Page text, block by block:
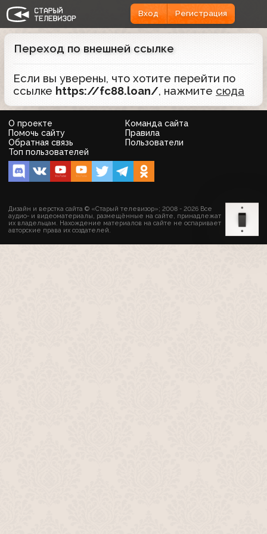
Вход Регистрация
Переход по внешней ссылке
Если вы уверены, что хотите перейти по
ссылке https://fc88.loan/, нажмите сюда
О проекте
Команда сайта
Помочь сайту
Правила
Обратная связь
Пользователи
Топ пользователей
Дизайн и верстка сайта © «Старый телевизор»; 2008 - 2026 Все
аудио- и видеоматериалы, размещённые на сайте, принадлежат
их владельцам. Нахождение материалов на сайте не оспаривает
авторские права их создателей.